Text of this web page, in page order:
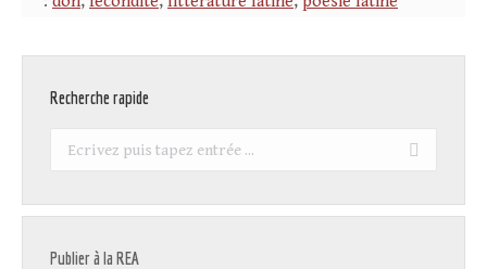
Recherche rapide
Recherche
Publier à la REA